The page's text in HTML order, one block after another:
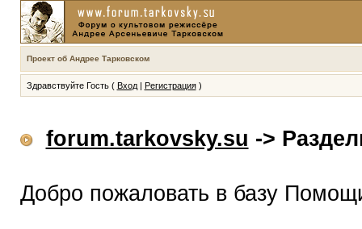
Проект об Андрее Тарковском
Здравствуйте Гость ( Вход| Регистрация)
forum.tarkovsky.su ->
Добро пожаловать в базу